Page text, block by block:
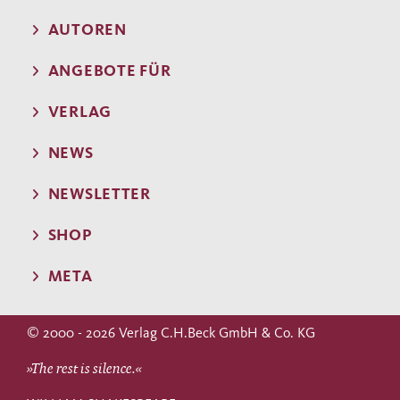
AUTOREN
ANGEBOTE FÜR
VERLAG
NEWS
NEWSLETTER
SHOP
META
© 2000 - 2026 Verlag C.H.Beck GmbH & Co. KG
»The rest is silence.«